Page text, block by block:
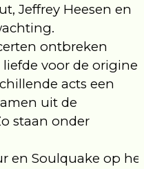
Jeffrey Heesen en
ontbreken
voor de
acts een
uit de
staan onder
en Soulquake op